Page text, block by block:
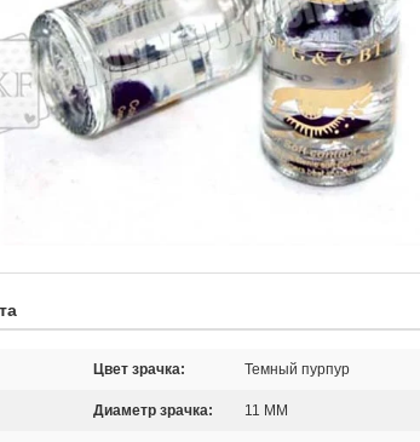
Цвет зрачка: Темный пурпур
Диаметр зрачка: 11 MM